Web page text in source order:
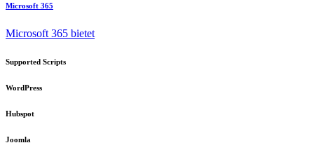
Microsoft 365
Microsoft 365 bietet
Supported Scripts
WordPress
Hubspot
Joomla